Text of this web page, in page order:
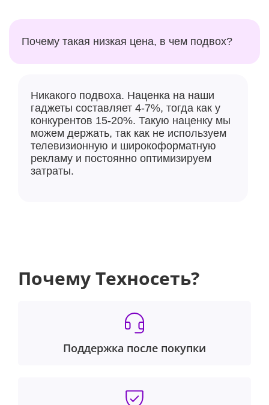
Почему такая низкая цена, в чем подвох?
Никакого подвоха. Наценка на наши
гаджеты составляет 4-7%, тогда как у
конкурентов 15-20%. Такую наценку мы
можем держать, так как не используем
телевизионную и широкоформатную
рекламу и постоянно оптимизируем
затраты.
Почему Техносеть?
Поддержка после покупки